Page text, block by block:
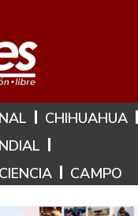
2026CHIHUAHUA
CIENCIA CAMPO